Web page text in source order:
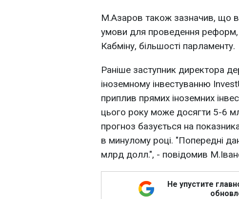
М.Азаров також зазначив, що в
умови для проведення реформ,
Кабміну, більшості парламенту.
Раніше заступник директора
іноземному інвестуванню
приплив прямих іноземних
цього року може досягти 5-6
прогноз базується на
в минулому році. "Попередні
млрд долл.", - повідомив
Не упустите